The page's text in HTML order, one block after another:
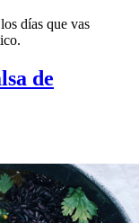
días que vas
de